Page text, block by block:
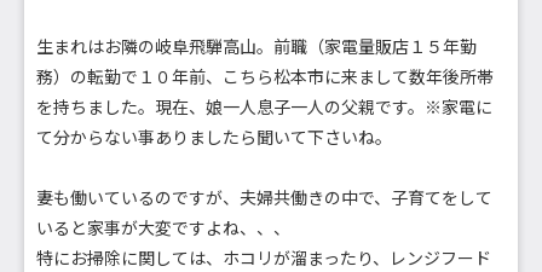
生まれはお隣の岐阜飛騨高山。前職（家電量販店１５年勤
務）の転勤で１０年前、こちら松本市に来まして数年後所帯
を持ちました。現在、娘一人息子一人の父親です。※家電に
て分からない事ありましたら聞いて下さいね。
妻も働いているのですが、夫婦共働きの中で、子育てをして
いると家事が大変ですよね、、、
特にお掃除に関しては、ホコリが溜まったり、レンジフード